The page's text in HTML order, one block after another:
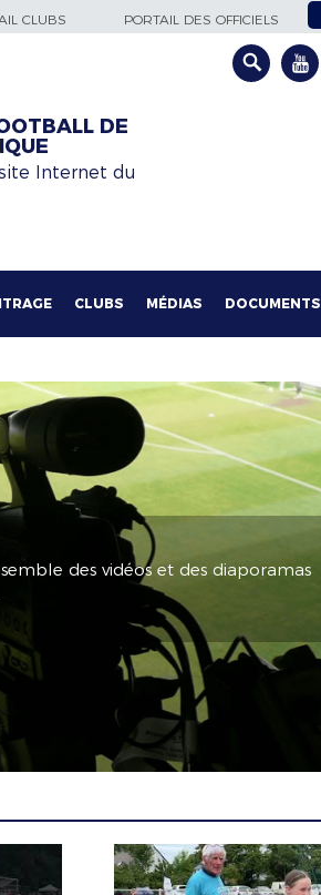
CLUBS PORTAIL DES OFFICIELS
DE
Internet du
CLUBS MÉDIAS DOCUMENTS
des vidéos et des diaporamas